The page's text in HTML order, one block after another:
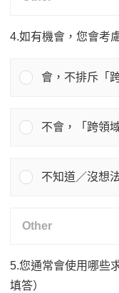
4.如有機會，您會考
會，不排斥「
不會，「跨領
不知道／沒想
5.您通常會使用哪些
填答）